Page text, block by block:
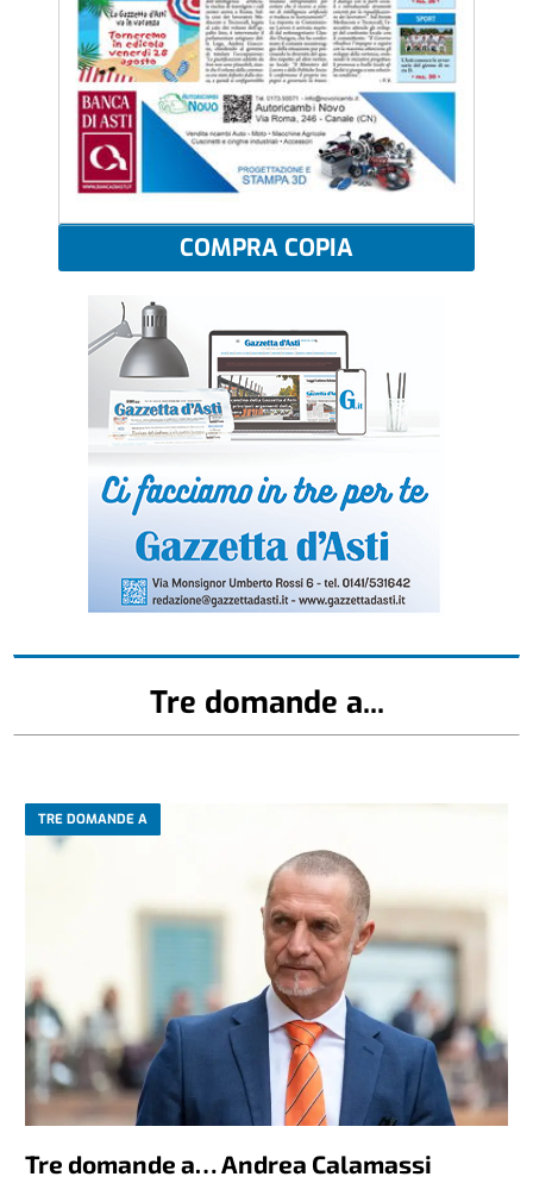
COMPRA COPIA
Tre domande a...
TRE DOMANDE A
Tre domande a… Andrea Calamassi